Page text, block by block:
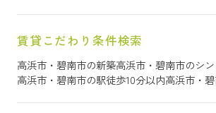
賃貸こだわり条件検索
高浜市・碧南市の新築高浜市・碧南市のシ
高浜市・碧南市の駅徒歩10分以内高浜市・